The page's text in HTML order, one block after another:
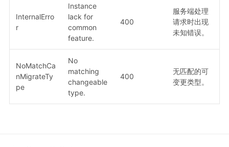
InternalErro
r
Instance
lack for
common
feature.
400
服务端处理
请求时出现
未知错误。
NoMatchCa
nMigrateTy
pe
No
matching
changeable
type.
400
无匹配的可
变更类型。